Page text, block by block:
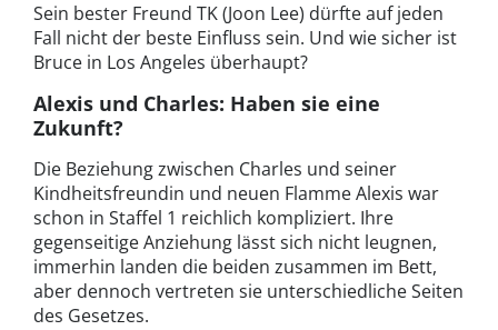
Sein bester Freund TK (Joon Lee) dürfte auf jeden
Fall nicht der beste Einfluss sein. Und wie sicher ist
Bruce in Los Angeles überhaupt?
Alexis und Charles: Haben sie eine
Zukunft?
Die Beziehung zwischen Charles und seiner
Kindheitsfreundin und neuen Flamme Alexis war
schon in Staffel 1 reichlich kompliziert. Ihre
gegenseitige Anziehung lässt sich nicht leugnen,
immerhin landen die beiden zusammen im Bett,
aber dennoch vertreten sie unterschiedliche Seiten
des Gesetzes.